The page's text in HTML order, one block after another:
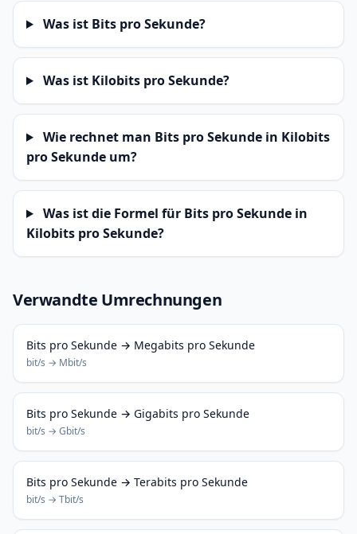
Was ist Bits pro Sekunde?
Was ist Kilobits pro Sekunde?
Wie rechnet man Bits pro Sekunde in Kilobits
pro Sekunde um?
Was ist die Formel für Bits pro Sekunde in
Kilobits pro Sekunde?
Verwandte Umrechnungen
Bits pro Sekunde → Megabits pro Sekunde
bit/s → Mbit/s
Bits pro Sekunde → Gigabits pro Sekunde
bit/s → Gbit/s
Bits pro Sekunde → Terabits pro Sekunde
bit/s → Tbit/s